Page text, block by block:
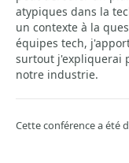
atypiques dans la
un contexte à la
équipes tech,
surtout j'expliquerai
notre industrie.
Cette conférence a été